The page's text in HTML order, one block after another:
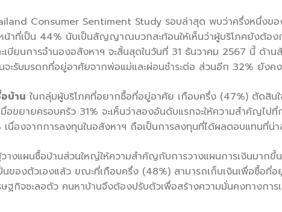
Consumer Sentiment Study รอบล่าสุด พบว่าครึ่งหนึ่งข
าที่เป็น 44% นับเป็นสัญญาณบวกสะท้อนให้เห็นว่าผู้บริโภคยังต้องก
เบียนการจำนองอสังหาฯ จะสิ้นสุดในวันที่ 31 ธันวาคม 2567 นี้ ด้
ะรับมรดกที่อยู่อาศัยจากพ่อแม่และผ่อนชำระต่อ ส่วนอีก 32% ยังคง
บ้าน ในกลุ่มผู้บริโภคที่อยากซื้อที่อยู่อาศัย เกือบครึ่ง (47%) ตัดสิ
ขยายครอบครัว 31% จะเห็นว่าสองอันดับแรกจะให้ความสำคัญไ
นื่องจากการลงทุนในอสังหาฯ ถือเป็นการลงทุนที่ได้ผลตอบแทนที่น่
างแผนซื้อบ้านส่วนใหญ่ให้ความสำคัญกับการวางแผนการเงินมาก
ของตัวเองแล้ว ขณะที่เกือบครึ่ง (48%) สามารถเก็บเงินเพื่อซื้อที่
ฐกิจชะลอตัว คนหาบ้านจึงต้องปรับตัวเพื่อสร้างความมั่นคงทางกา